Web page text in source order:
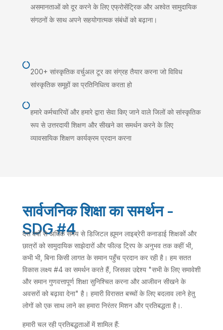
असमानताओं को दूर करने के लिए एफ्रोसेंट्रिक और अश्वेत सामुदायिक
संगठनों के साथ अपने सहयोगात्मक संबंधों को बढ़ाना।

200+ सांस्कृतिक वर्चुअल टूर का संग्रह तैयार करना जो विविध
सांस्कृतिक समूहों का प्रतिनिधित्व करता हो

हमारे कर्मचारियों और हमारे द्वारा सेवा किए जाने वाले जिलों को सांस्कृतिक
रूप से उत्तरदायी शिक्षण और सीखने का समर्थन करने के लिए
व्यावसायिक शिक्षण कार्यक्रम प्रदान करना
सार्वजनिक शिक्षा का समर्थन -
SDG #4
दस वर्षों से अधिक समय से डिजिटल ह्यूमन लाइब्रेरी कनाडाई शिक्षकों और
छात्रों को सामुदायिक साझेदारों और फील्ड ट्रिप के अनुभव तक कहीं भी,
कभी भी, बिना किसी लागत के समान पहुँच प्रदान कर रही है। हम सतत
विकास लक्ष्य #4 का समर्थन करते हैं, जिसका उद्देश्य "सभी के लिए समावेशी
और समान गुणवत्तापूर्ण शिक्षा सुनिश्चित करना और आजीवन सीखने के
अवसरों को बढ़ावा देना" है। हमारी विरासत बच्चों के लिए बदलाव लाने हेतु
लोगों को एक साथ लाने का हमारा निरंतर मिशन और प्रतिबद्धता है।.
हमारी चल रही प्रतिबद्धताओं में शामिल हैं: